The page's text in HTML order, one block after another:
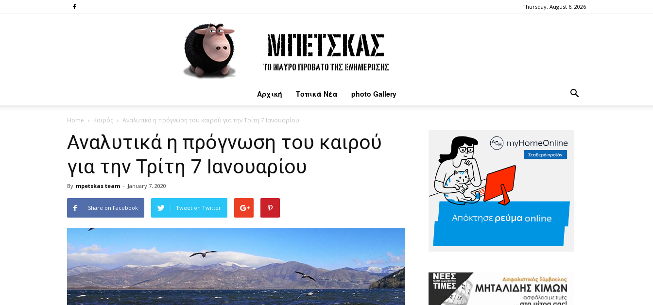
Thursday, August 6, 2026
Αρχική Τοπικά Νέα photo Gallery
Home Καιρός Αναλυτικά η πρόγνωση του καιρού για την Τρίτη 7 Ιανουαρίου
Αναλυτικά η πρόγνωση του καιρού
για την Τρίτη 7 Ιανουαρίου
By mpetskas team - January 7, 2020
Share on Facebook Tweet on Twitter